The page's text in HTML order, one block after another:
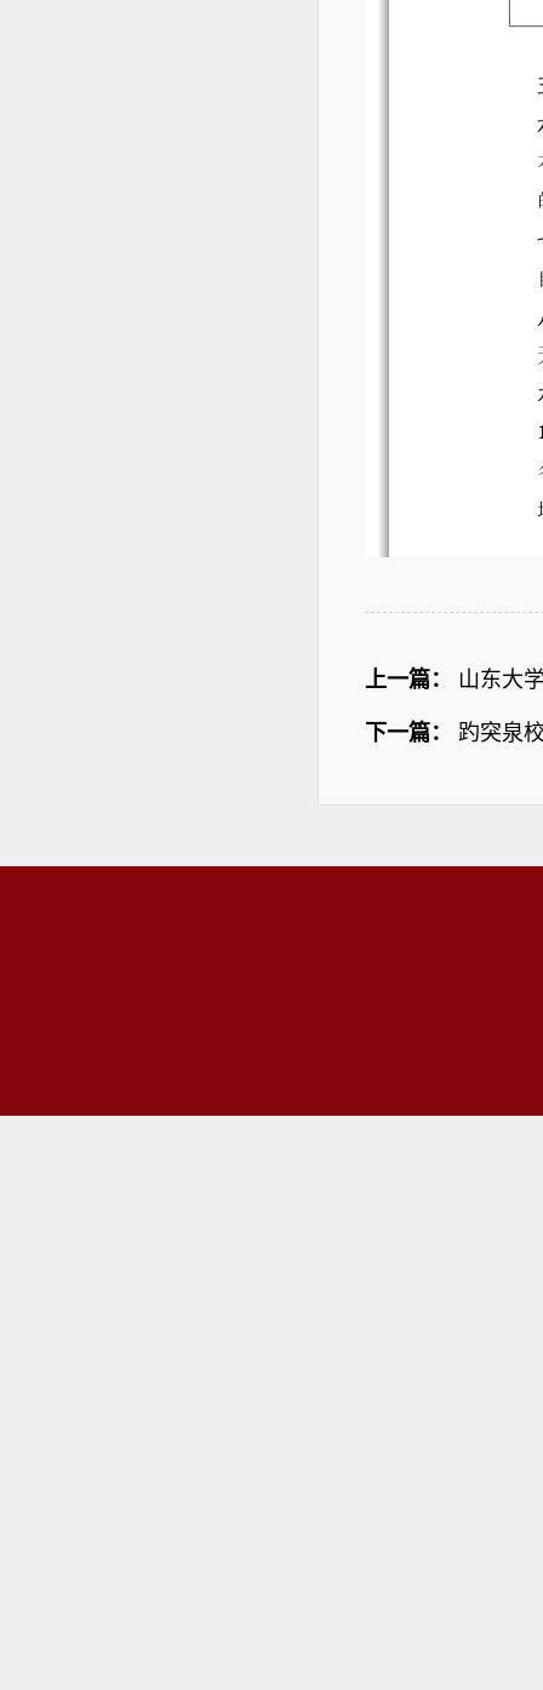
上一篇： 山东大
下一篇： 趵突泉